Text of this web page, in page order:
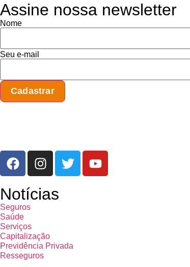
Assine nossa newsletter
Nome
Seu e-mail
Notícias
Seguros
Saúde
Serviços
Capitalização
Previdência Privada
Resseguros